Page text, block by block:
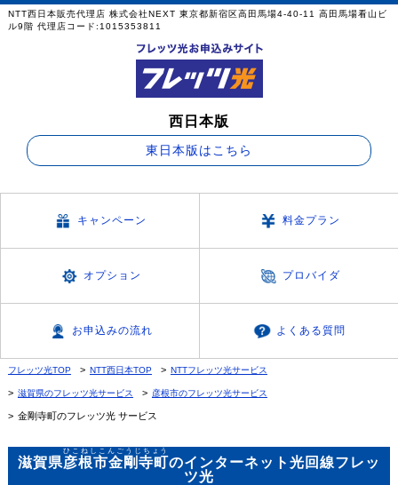
NTT西日本販売代理店 株式会社NEXT 東京都新宿区高田馬場4-40-11 高田馬場看山ビ
ル9階 代理店コード:1015353811
西日本版
東日本版はこちら
キャンペーン 料金プラン
オプション プロバイダ
お申込みの流れ よくある質問
フレッツ光TOP NTT西日本TOP NTTフレッツ光サービス
滋賀県のフレッツ光サービス 彦根市のフレッツ光サービス
金剛寺町のフレッツ光 サービス
滋賀県彦根市金剛寺町
ひこねしこんごうじちょう
のインターネット光回線フレッ
ツ光